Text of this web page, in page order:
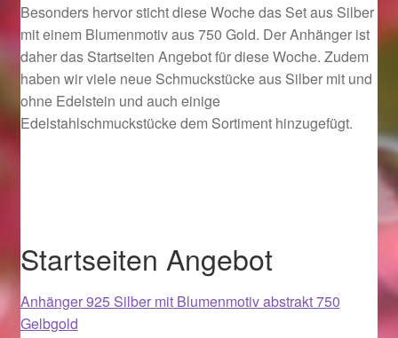
Geschenkideen für Weihnachten 2024
Geschenkideen für Weihnachten 2025
Halloween Schmuck online kaufen 2015
Halloween Schmuck online kaufen 2018
Im Gedenken an
Besonders hervor sticht diese Woche das Set aus Silber
mit einem Blumenmotiv aus 750 Gold. Der Anhänger ist
daher das Startseiten Angebot für diese Woche. Zudem
haben wir viele neue Schmuckstücke aus Silber mit und
ohne Edelstein und auch einige
Edelstahlschmuckstücke dem Sortiment hinzugefügt.
Startseiten Angebot
Anhänger 925 Silber mit Blumenmotiv abstrakt 750
Gelbgold